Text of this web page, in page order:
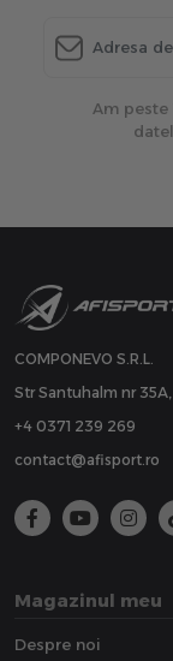
Am
COMPONEVO S.R.L.
Str Santuhalm nr
+4 0371 239 269
contact@afisport.ro
Magazinul meu
Despre noi